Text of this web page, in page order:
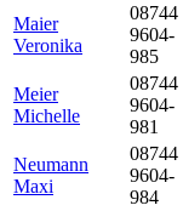
Maier
Veronika
08744
9604-
985
Meier
Michelle
08744
9604-
981
Neumann
Maxi
08744
9604-
984